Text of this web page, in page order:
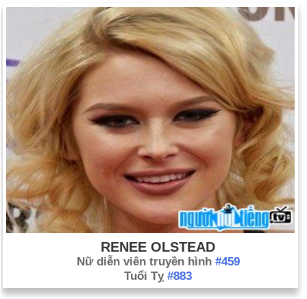
RENEE OLSTEAD
Nữ diễn viên truyền hình #459
Tuổi Tỵ #883